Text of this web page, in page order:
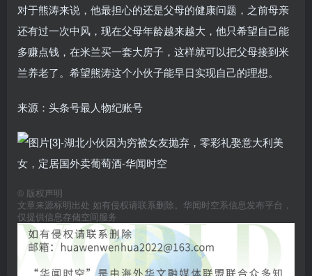
对于熊涛来说，他最担心的还是父母的健康问题，之前母亲
还有过一次中风，现在父母年龄越来越大，他只希望自己能
多赚点钱，在米兰买一套大房子，这样就可以把父母接到米
兰养老了。希望熊涛这个小伙子能早日实现自己的理想。
来源：头条号最人物纪账号
© 版权声明
文章来源标明出处 如有侵权请联系删除。华闻时空系信息发布平台，
仅提供信息存储空间服务